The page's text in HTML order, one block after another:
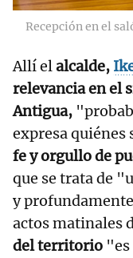
Recepción en el
Allí elalcalde,
relevancia en el
Antigua,
expresa quiénes
fe y orgullo de
que se trata de
y
actos matinales
del territorio "es